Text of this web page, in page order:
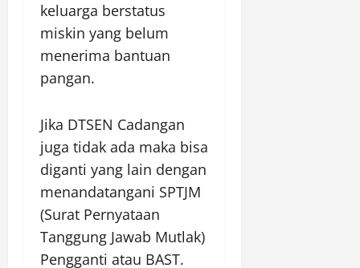
keluarga berstatus
miskin yang belum
menerima bantuan
pangan.
Jika DTSEN Cadangan
juga tidak ada maka bisa
diganti yang lain dengan
menandatangani SPTJM
(Surat Pernyataan
Tanggung Jawab Mutlak)
Pengganti atau BAST.